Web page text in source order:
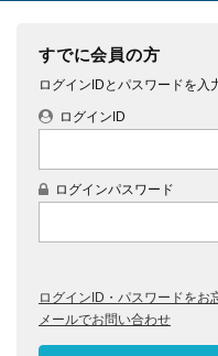
すでに会員の方
ログインIDとパスワードを入
ログインID
ログインパスワード
ログインID・パスワードをお
メールでお問い合わせ